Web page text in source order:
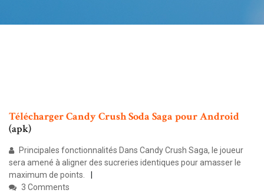
TéléchargerCandyCrushSoda Saga pourAndroid
(apk)
Principales fonctionnalités Dans Candy Crush Saga, le joueur
sera amené à aligner des sucreries identiques pour amasser le
maximum de points.
3 Comments